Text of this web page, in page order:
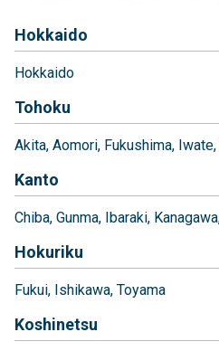
Hokkaido
Hokkaido
Tohoku
Akita Aomori Fukushima Iwate
Kanto
Chiba Gunma Ibaraki Kanagawa
Hokuriku
Fukui Ishikawa Toyama
Koshinetsu